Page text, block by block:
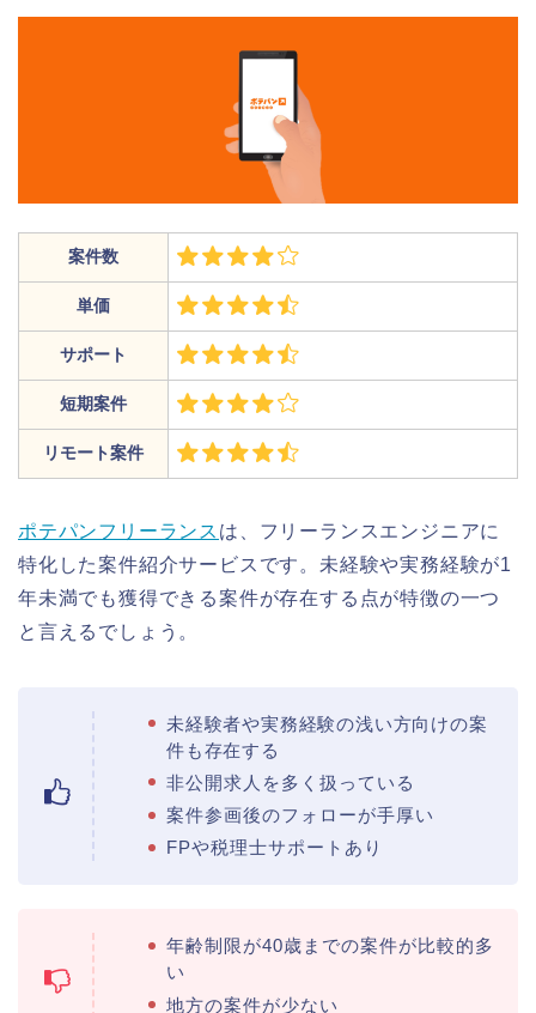
案件数
単価
サポート
短期案件
リモート案件
ポテパンフリーランス は、フリーランスエンジニアに
特化した案件紹介サービスです。未経験や実務経験が1
年未満でも獲得できる案件が存在する点が特徴の一つ
と言えるでしょう。
未経験者や実務経験の浅い方向けの案
件も存在する
非公開求人を多く扱っている
案件参画後のフォローが手厚い
FPや税理士サポートあり
年齢制限が40歳までの案件が比較的多
い
地方の案件が少ない